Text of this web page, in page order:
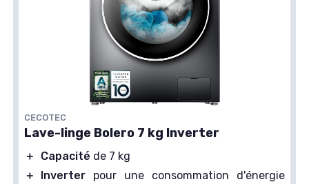
CECOTEC
Lave-linge Bolero 7 kg Inverter
＋ Capacité de 7 kg
＋
Inverter pour une consommation d'énergie